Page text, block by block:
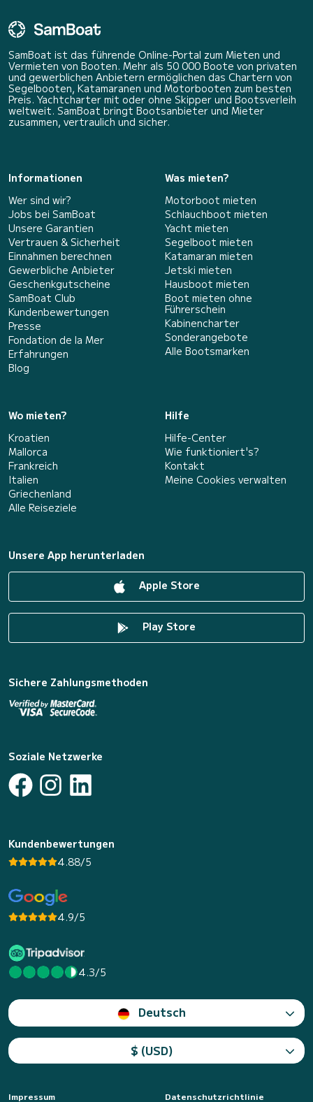
SamBoat ist das führende Online-Portal zum Mieten und
Vermieten von Booten. Mehr als 50 000 Boote von privaten
und gewerblichen Anbietern ermöglichen das Chartern von
Segelbooten, Katamaranen und Motorbooten zum besten
Preis. Yachtcharter mit oder ohne Skipper und Bootsverleih
weltweit. SamBoat bringt Bootsanbieter und Mieter
zusammen, vertraulich und sicher.
Informationen
Wer sind wir?
Jobs bei SamBoat
Unsere Garantien
Vertrauen & Sicherheit
Einnahmen berechnen
Gewerbliche Anbieter
Geschenkgutscheine
SamBoat Club
Kundenbewertungen
Presse
Fondation de la Mer
Erfahrungen
Blog
Was mieten?
Motorboot mieten
Schlauchboot mieten
Yacht mieten
Segelboot mieten
Katamaran mieten
Jetski mieten
Hausboot mieten
Boot mieten ohne
Führerschein
Kabinencharter
Sonderangebote
Alle Bootsmarken
Wo mieten?
Kroatien
Mallorca
Frankreich
Italien
Griechenland
Alle Reiseziele
Hilfe
Hilfe-Center
Wie funktioniert's?
Kontakt
Meine Cookies verwalten
Unsere App herunterladen
Apple Store
Play Store
Sichere Zahlungsmethoden
Soziale Netzwerke
Kundenbewertungen
4.88/5
4.9/5
4.3/5
Deutsch
$ (USD)
Impressum Datenschutzrichtlinie